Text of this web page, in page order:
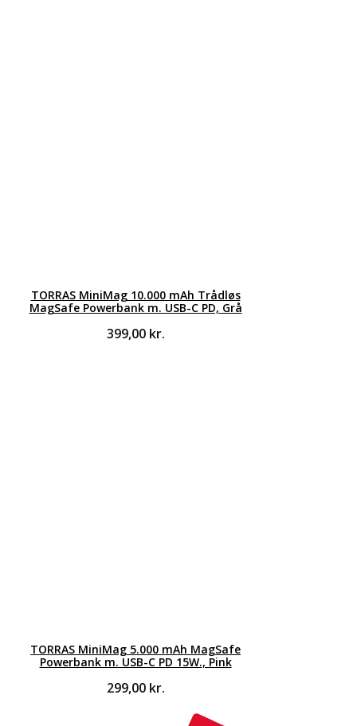
TORRAS MiniMag 10.000 mAh Trådløs
MagSafe Powerbank m. USB-C PD, Grå
399,00 kr.
TORRAS MiniMag 5.000 mAh MagSafe
Powerbank m. USB-C PD 15W., Pink
299,00 kr.